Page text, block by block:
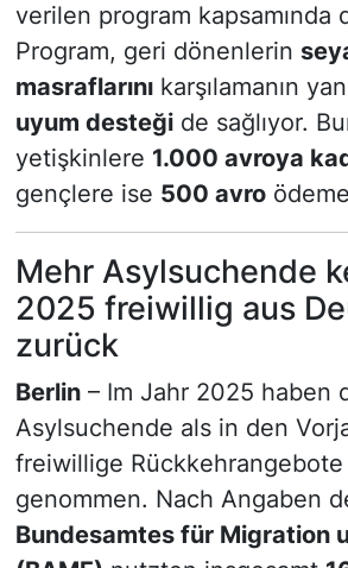
verilen program kapsamında
Program, geri dönenlerin
masraflarınıkarşılamanın
uyum desteğide sağlıyor.
yetişkinlere 1.000 avroya
gençlere ise 500 avroödeme
Mehr Asylsuchende
2025 freiwillig aus
zurück
Berlin– Im Jahr 2025 haben
Asylsuchende als in den
freiwillige
genommen. Nach Angaben
Bundesamtes für Migration